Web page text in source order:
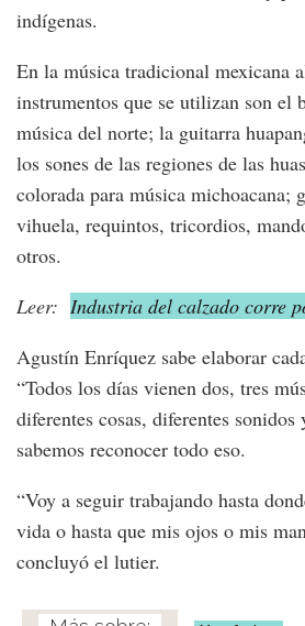
indígenas.
En la música tradicional mexicana
instrumentos que se utilizan son el
música del norte; la guitarra
los sones de las regiones de las
colorada para música michoacana;
vihuela, requintos, tricordios,
otros.
Leer: Industria del calzado corre
Agustín Enríquez sabe elaborar
“Todos los días vienen dos, tres
diferentes cosas, diferentes
sabemos reconocer todo eso.
“Voy a seguir trabajando hasta
vida o hasta que mis ojos o mis
concluyó el lutier.